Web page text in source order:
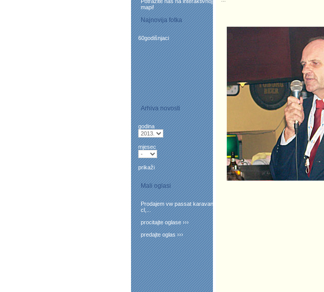
mapi!
Najnovija fotka
60godišnjaci
Arhiva novosti
godina
mjesec
prikaži
Mali oglasi
Prodajem vw passat karavan
cl,...
procitajte oglase ›››
predajte oglas ›››